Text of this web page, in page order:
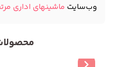
وب‌سایت ماشینهای اداری